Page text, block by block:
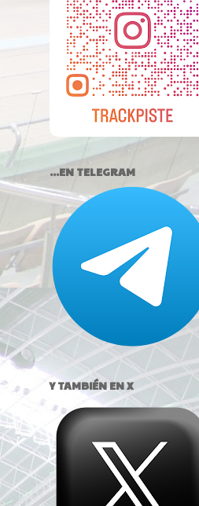
...EN TELEGRAM
Y TAMBIÉN EN X